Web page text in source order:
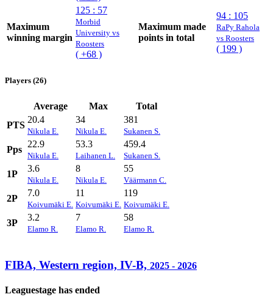
Maximum
winning margin
125 : 57
Morbid
University vs
Roosters
( +68 )
Maximum made
points in total
94 : 105
RaPy Rahola
vs Roosters
( 199 )
Players (26)
Average Max
Total
PTS
20.4
Nikula E.
34
Nikula E.
381
Sukanen S.
Pps
22.9
Nikula E.
53.3
Laihanen L.
459.4
Sukanen S.
1P
3.6
Nikula E.
8
Nikula E.
55
Väärmann C.
2P
7.0
Koivumäki E.
11
Koivumäki E.
119
Koivumäki E.
3P
3.2
Elamo R.
7
Elamo R.
58
Elamo R.
FIBA, Western region, IV-B, 2025 - 2026
Leaguestage has ended